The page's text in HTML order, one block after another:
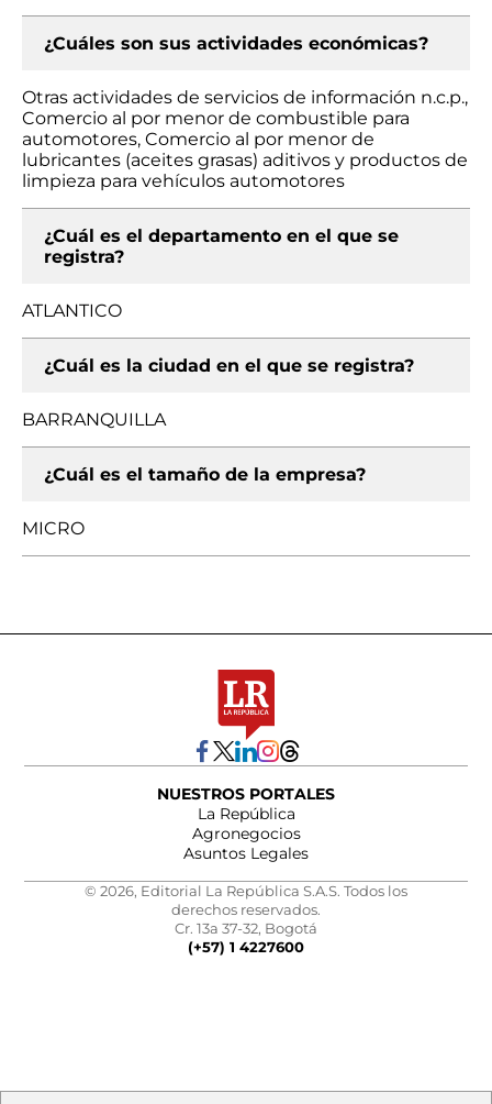
¿Cuáles son sus actividades económicas?
Otras actividades de servicios de información n.c.p.,
Comercio al por menor de combustible para
automotores, Comercio al por menor de
lubricantes (aceites grasas) aditivos y productos de
limpieza para vehículos automotores
¿Cuál es el departamento en el que se
registra?
ATLANTICO
¿Cuál es la ciudad en el que se registra?
BARRANQUILLA
¿Cuál es el tamaño de la empresa?
MICRO
NUESTROS PORTALES
La República
Agronegocios
Asuntos Legales
© 2026, Editorial La República S.A.S. Todos los
derechos reservados.
Cr. 13a 37-32, Bogotá
(+57) 1 4227600